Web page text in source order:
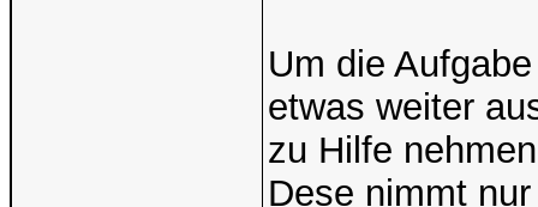
Um die
etwas weiter
zu Hilfe
Dese nimmt